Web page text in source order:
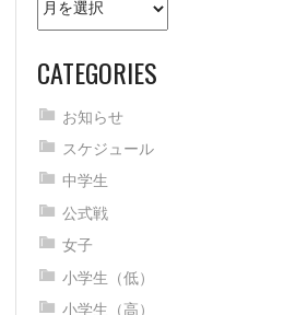
news
CATEGORIES
お知らせ
スケジュール
中学生
公式戦
女子
小学生（低）
小学生（高）